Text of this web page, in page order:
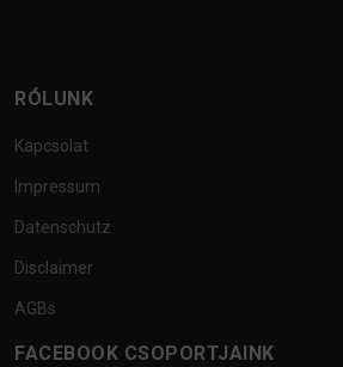
RÓLUNK
Kapcsolat
Impressum
Datenschutz
Disclaimer
AGBs
FACEBOOK CSOPORTJAINK